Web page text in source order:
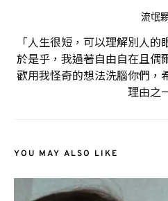
流氓
「人生很短，可以理解別人的
於是乎，我過著自由自在且偶
歡用我怪奇的想法洗腦你們，
理由之
YOU MAY ALSO LIKE